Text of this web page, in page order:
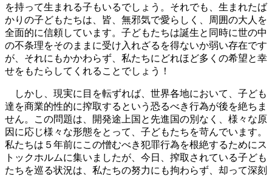
を持って生まれる子もいるでしょう。それでも、生まれたば
かりの子どもたちは、皆、無邪気で愛らしく、周囲の大人を
全面的に信頼しています。子どもたちは誕生と同時に世の中
の不条理をそのままに受け入れざるを得ないか弱い存在です
が、それにもかかわらず、私たちにどれほど多くの希望と幸
せをもたらしてくれることでしょう！
しかし、現実に目を転ずれば、世界各地において、子ども
達を商業的性的に搾取するという恐るべき行為が後を絶ちま
せん。この問題は、開発途上国と先進国の別なく、様々な原
因に応じ様々な形態をとって、子どもたちを苛んでいます。
私たちは５年前にこの憎むべき犯罪行為を根絶するためにス
トックホルムに集いましたが、今日、搾取されている子ども
たちを巡る状況は、私たちの努力にも拘わらず、却って深刻